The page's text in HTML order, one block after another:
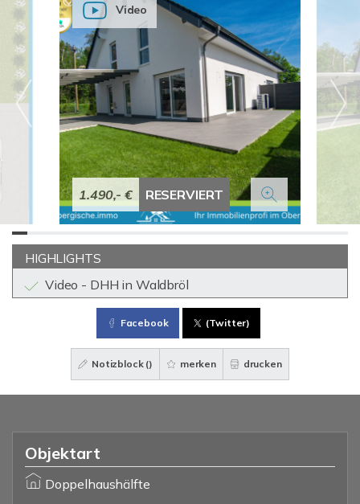
1.490,- € RESERVIERT
Video
HIGHLIGHTS
Video - DHH in Waldbröl
Facebook (Twitter)
Notizblock () merken drucken
Objektart
Doppelhaushälfte